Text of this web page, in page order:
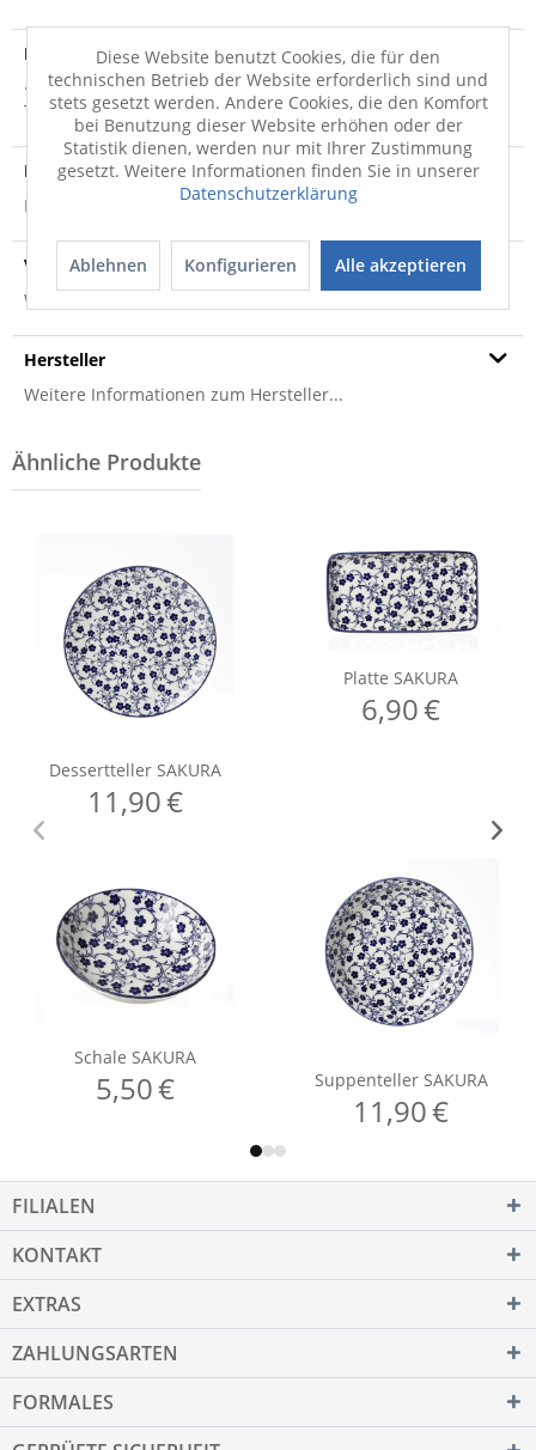
Produktdetails
· Porzellan · royalblau Servieren Sie Speisen stilvoll mit dem
Teller Sakura von Ritzenhoff...mehr
Produktsicherheit
Produktsicherheit
Versandinfo
Weitere Informationen zum Versand...
Hersteller
Weitere Informationen zum Hersteller...
FILIALEN
KONTAKT
EXTRAS
ZAHLUNGSARTEN
FORMALES
Diese Website benutzt Cookies, die für den
technischen Betrieb der Website erforderlich sind und
stets gesetzt werden. Andere Cookies, die den Komfort
bei Benutzung dieser Website erhöhen oder der
Statistik dienen, werden nur mit Ihrer Zustimmung
gesetzt. Weitere Informationen finden Sie in unserer
Datenschutzerklärung
Ablehnen Konfigurieren Alle akzeptieren